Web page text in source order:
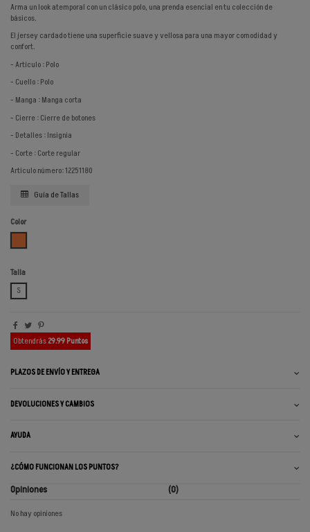
Arma un look atemporal con un clásico polo, una prenda esencial en tu colección de
básicos.
El jersey cardado tiene una superficie suave y vellosa para una mayor comodidad y
confort.
- Artículo : Polo
- Cuello : Polo
- Manga : Manga corta
- Cierre : Cierre de botones
- Detalles : Insignia
- Corte : Corte regular
Artículo número: 12251180
Guía de Tallas
Color
Talla
S
Obtendrás29.99 Puntos
PLAZOS DE ENVÍO Y ENTREGA
DEVOLUCIONES Y CAMBIOS
AYUDA
¿CÓMO FUNCIONAN LOS PUNTOS?
Opiniones (0)
No hay opiniones